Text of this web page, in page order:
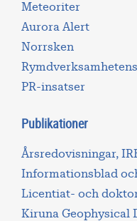
Meteoriter
Aurora Alert
Norrsken
PR-insatser
Publikationer
Årsredovisningar,
Informationsblad
Licentiat- och
Kiruna Geophysical